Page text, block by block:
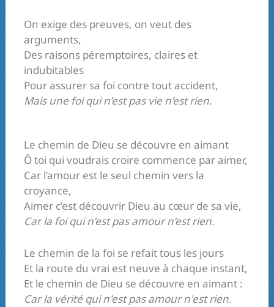
On exige des preuves, on veut des
arguments,
Des raisons péremptoires, claires et
indubitables
Pour assurer sa foi contre tout accident,
Mais une foi qui n’est pas vie n’est rien.
Le chemin de Dieu se découvre en aimant
Ô toi qui voudrais croire commence par aimer,
Car l’amour est le seul chemin vers la
croyance,
Aimer c’est découvrir Dieu au cœur de sa vie,
Car la foi qui n’est pas amour n’est rien.
Le chemin de la foi se refait tous les jours
Et la route du vrai est neuve à chaque instant,
Et le chemin de Dieu se découvre en aimant :
Car la vérité qui n'est pas amour n'est rien.